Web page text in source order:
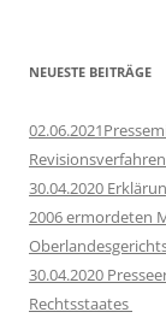
NEUESTE BEITRÄGE
30.04.2020
2006 ermordeten
30.04.2020
Rechtsstaates